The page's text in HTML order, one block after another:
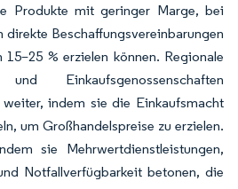
Produkte mit geringer Marge, bei
direkte Beschaffungsvereinbarungen
% erzielen können. Regionale
und Einkaufsgenossenschaften
indem sie die Einkaufsmacht
um Großhandelspreise zu erzielen.
sie Mehrwertdienstleistungen,
Notfallverfügbarkeit betonen, die